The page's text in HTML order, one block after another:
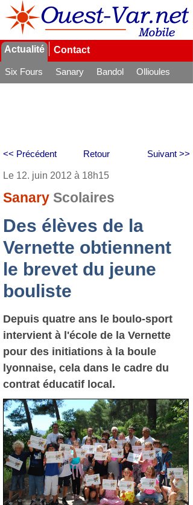
Actualité Contact
Six Fours Sanary Bandol
Ollioules
Retour
<< Précédent Suivant >>
Le 12. juin 2012 à 18h15
Sanary Scolaires
Des élèves de la
Vernette obtiennent
le brevet du jeune
bouliste
Depuis quatre ans le boulo-sport
intervient à l'école de la Vernette
pour des initiations à la boule
lyonnaise, cela dans le cadre du
contrat éducatif local.